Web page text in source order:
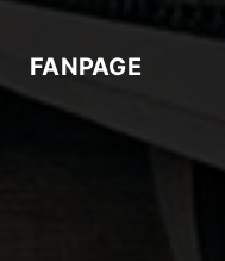
FANPAGE